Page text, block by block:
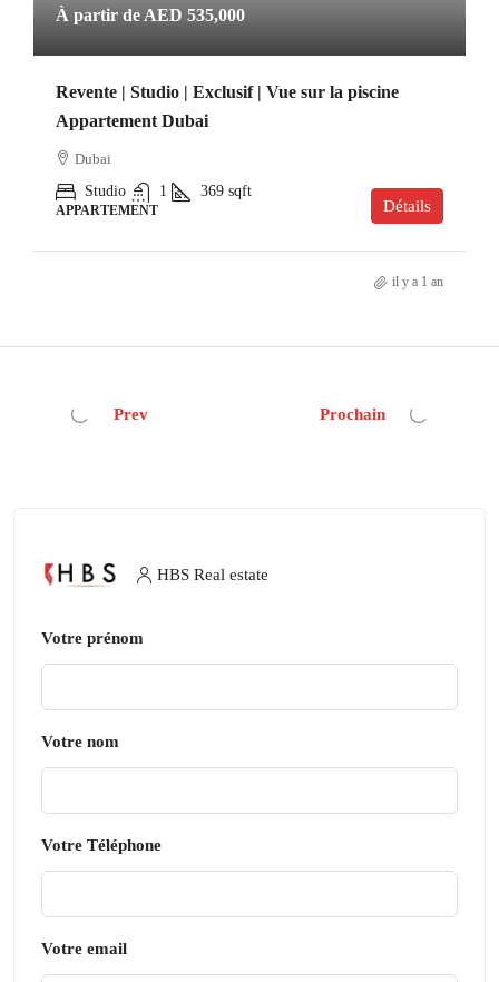
À partir de AED 535,000
Revente | Studio | Exclusif | Vue sur la piscine
Appartement Dubai
Dubai
Studio
1 369 sqft
APPARTEMENT Détails
il y a 1 an
Prev Prochain
HBS Real estate
Votre prénom
Votre nom
Votre Téléphone
Votre email